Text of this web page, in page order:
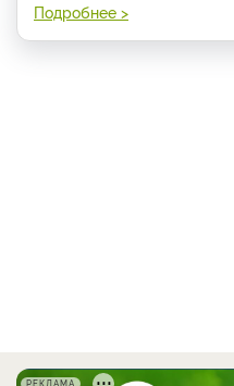
Подробнее >
РЕКЛАМА